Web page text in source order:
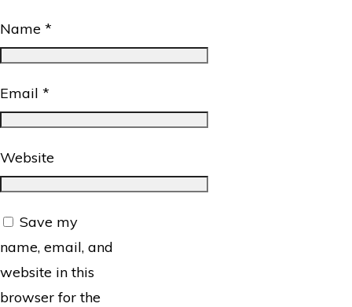
Name *
Email *
Website
Save my
name, email, and
website in this
browser for the